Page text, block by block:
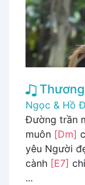
Ngọc & Hồ
Đường trần
muôn [Dm]
yêu Người
cành [E7]
...